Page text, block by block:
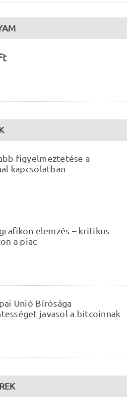
figyelmeztetése a
kapcsolatban
elemzés – kritikus
a piac
Unió Bírósága
javasol a bitcoinnak